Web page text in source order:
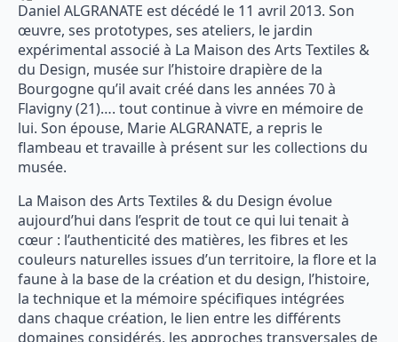
Daniel ALGRANATE est décédé le 11 avril 2013. Son
œuvre, ses prototypes, ses ateliers, le jardin
expérimental associé à La Maison des Arts Textiles &
du Design, musée sur l’histoire drapière de la
Bourgogne qu’il avait créé dans les années 70 à
Flavigny (21)…. tout continue à vivre en mémoire de
lui. Son épouse, Marie ALGRANATE, a repris le
flambeau et travaille à présent sur les collections du
musée.
La Maison des Arts Textiles & du Design évolue
aujourd’hui dans l’esprit de tout ce qui lui tenait à
cœur : l’authenticité des matières, les fibres et les
couleurs naturelles issues d’un territoire, la flore et la
faune à la base de la création et du design, l’histoire,
la technique et la mémoire spécifiques intégrées
dans chaque création, le lien entre les différents
domaines considérés, les approches transversales de